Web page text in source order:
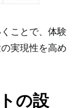
ことで、体験
実現性を高め
の設